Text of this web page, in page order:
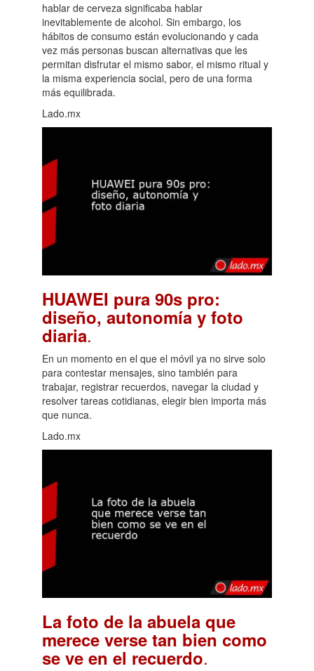
hablar de cerveza significaba hablar
inevitablemente de alcohol. Sin embargo, los
hábitos de consumo están evolucionando y cada
vez más personas buscan alternativas que les
permitan disfrutar el mismo sabor, el mismo ritual y
la misma experiencia social, pero de una forma
más equilibrada.
Lado.mx
HUAWEI pura 90s pro:
diseño, autonomía y foto
diaria.
En un momento en el que el móvil ya no sirve solo
para contestar mensajes, sino también para
trabajar, registrar recuerdos, navegar la ciudad y
resolver tareas cotidianas, elegir bien importa más
que nunca.
Lado.mx
La foto de la abuela que
merece verse tan bien como
se ve en el recuerdo.